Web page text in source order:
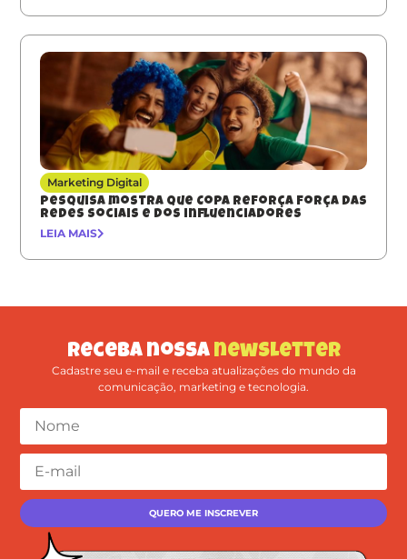
Marketing Digital
Pesquisa mostra que Copa reforça força das
redes sociais e dos influenciadores
LEIA MAIS
Receba nossa newsletter
Cadastre seu e-mail e receba atualizações do mundo da
comunicação, marketing e tecnologia.